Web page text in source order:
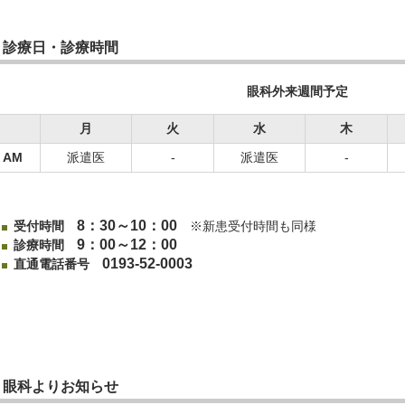
診療日・診療時間
眼科外来週間予定
月 火 水 木
AM
派遣医 - 派遣医 -
受付時間 8：30～10：00 ※新患受付時間も同様
診療時間 9：00～12：00
直通電話番号 0193-52-0003
眼科よりお知らせ